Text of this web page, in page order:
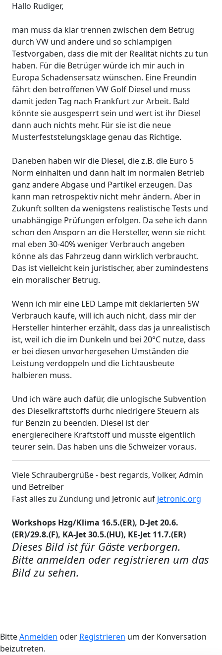
Hallo Rudiger,
man muss da klar trennen zwischen dem Betrug
durch VW und andere und so schlampigen
Testvorgaben, dass die mit der Realität nichts zu tun
haben. Für die Betrüger würde ich mir auch in
Europa Schadensersatz wünschen. Eine Freundin
fährt den betroffenen VW Golf Diesel und muss
damit jeden Tag nach Frankfurt zur Arbeit. Bald
könnte sie ausgesperrt sein und wert ist ihr Diesel
dann auch nichts mehr. Für sie ist die neue
Musterfeststelungsklage genau das Richtige.
Daneben haben wir die Diesel, die z.B. die Euro 5
Norm einhalten und dann halt im normalen Betrieb
ganz andere Abgase und Partikel erzeugen. Das
kann man retrospektiv nicht mehr ändern. Aber in
Zukunft sollten da wenigstens realistische Tests und
unabhängige Prüfungen erfolgen. Da sehe ich dann
schon den Ansporn an die Hersteller, wenn sie nicht
mal eben 30-40% weniger Verbrauch angeben
könne als das Fahrzeug dann wirklich verbraucht.
Das ist vielleicht kein juristischer, aber zumindestens
ein moralischer Betrug.
Wenn ich mir eine LED Lampe mit deklarierten 5W
Verbrauch kaufe, will ich auch nicht, dass mir der
Hersteller hinterher erzählt, dass das ja unrealistisch
ist, weil ich die im Dunkeln und bei 20°C nutze, dass
er bei diesen unvorhergesehen Umständen die
Leistung verdoppeln und die Lichtausbeute
halbieren muss.
Und ich wäre auch dafür, die unlogische Subvention
des Dieselkraftstoffs durhc niedrigere Steuern als
für Benzin zu beenden. Diesel ist der
energierecihere Kraftstoff und müsste eigentlich
teurer sein. Das haben uns die Schweizer voraus.
Viele Schraubergrüße - best regards, Volker, Admin
und Betreiber
Fast alles zu Zündung und Jetronic auf jetronic.org
Workshops Hzg/Klima 16.5.(ER), D-Jet 20.6.
(ER)/29.8.(F), KA-Jet 30.5.(HU), KE-Jet 11.7.(ER)
Dieses Bild ist für Gäste verborgen.
Bitte anmelden oder registrieren um das
Bild zu sehen.
BitteAnmelden oder Registrieren um der Konversation
beizutreten.